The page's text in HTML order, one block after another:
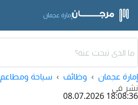
إمارة عجمان
إمارة عجمان وظائف سياحة ومطاعم
نشر في
08.07.2026 18:08:36